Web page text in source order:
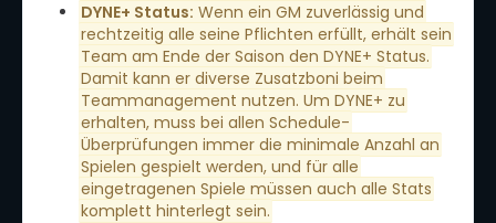
DYNE+ Status: Wenn ein GM zuverlässig und
rechtzeitig alle seine Pflichten erfüllt, erhält sein
Team am Ende der Saison den DYNE+ Status.
Damit kann er diverse Zusatzboni beim
Teammanagement nutzen. Um DYNE+ zu
erhalten, muss bei allen Schedule-
Überprüfungen immer die minimale Anzahl an
Spielen gespielt werden, und für alle
eingetragenen Spiele müssen auch alle Stats
komplett hinterlegt sein.